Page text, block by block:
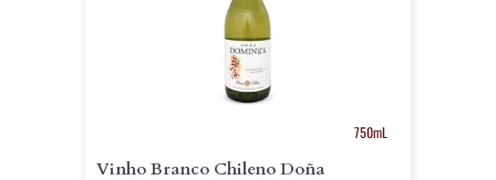
750mL
Vinho Branco Chileno Doña